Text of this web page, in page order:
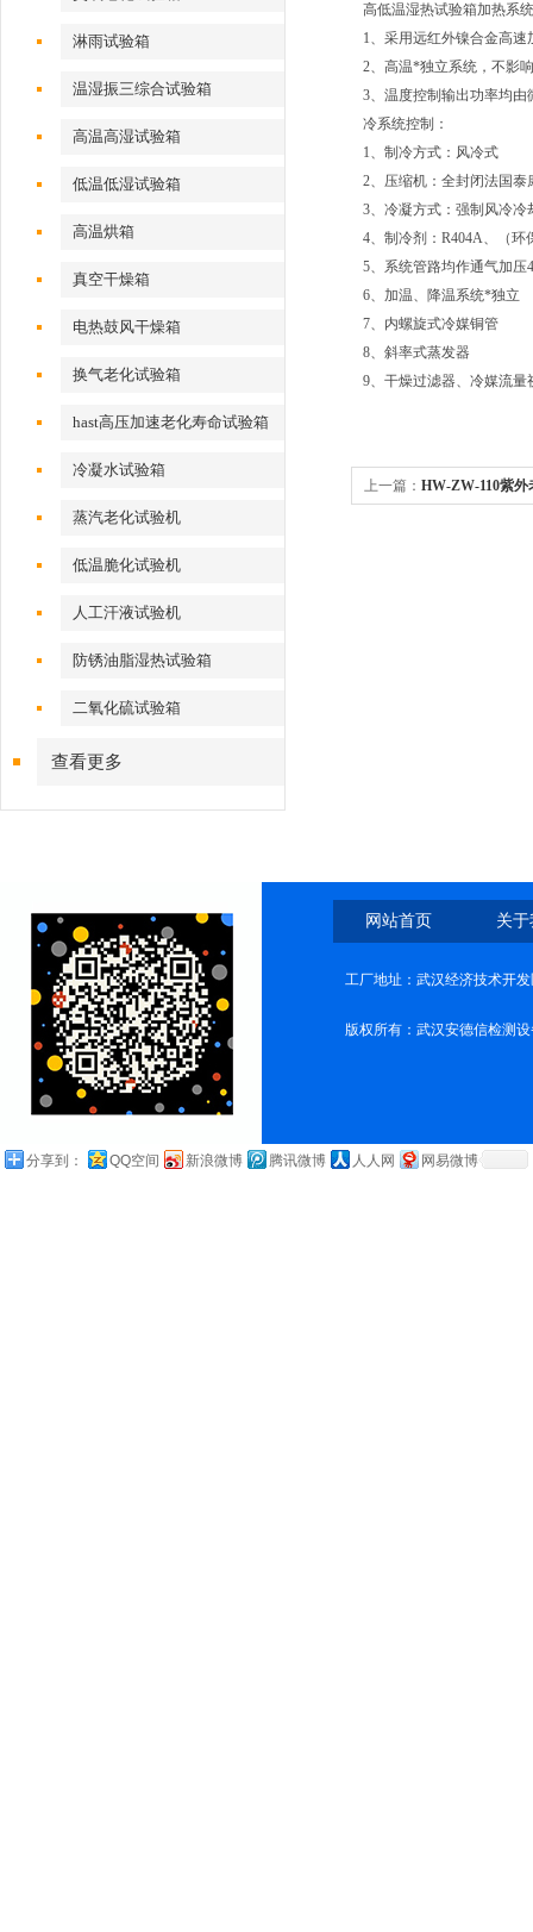
淋雨试验箱
温湿振三综合试验箱
高温高湿试验箱
低温低湿试验箱
高温烘箱
真空干燥箱
电热鼓风干燥箱
换气老化试验箱
hast高压加速老化寿命试验箱
冷凝水试验箱
蒸汽老化试验机
低温脆化试验机
人工汗液试验机
防锈油脂湿热试验箱
二氧化硫试验箱
查看更多
高低温湿热试验箱加热系
1、采用远红外镍合金高
2、高温*独立系统，不影
3、温度控制输出功率均
冷系统控制：
1、制冷方式：风冷式
2、压缩机：全封闭法国泰
3、冷凝方式：强制风冷冷
4、制冷剂：R404A、（环
5、系统管路均作通气加压
6、加温、降温系统*独立
7、内螺旋式冷媒铜管
8、斜率式蒸发器
9、干燥过滤器、冷媒流
上一篇： HW-ZW-110紫
网站首页 关
工厂地址：武汉经济技术开
版权所有：武汉安德信检测
分享到： QQ空间 新浪微博 腾讯微博 人人网 网易微博